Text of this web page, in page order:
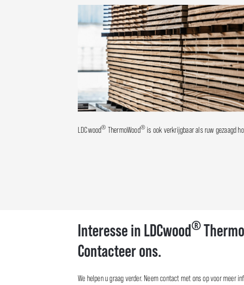
LDCwood® ThermoWood® is ook verkrijgbaar als ruw gezaagd
Interesse in LDCwood®
Contacteer ons.
We helpen u graag verder. Neem contact met ons op voor meer